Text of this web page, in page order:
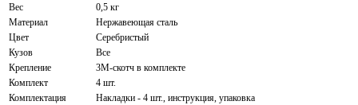
Вес
0,5 кг
Материал
Нержавеющая сталь
Цвет
Серебристый
Кузов
Все
Крепление
3М-скотч в комплекте
Комплект
4 шт.
Комплектация
Накладки - 4 шт., инструкция, упаковка